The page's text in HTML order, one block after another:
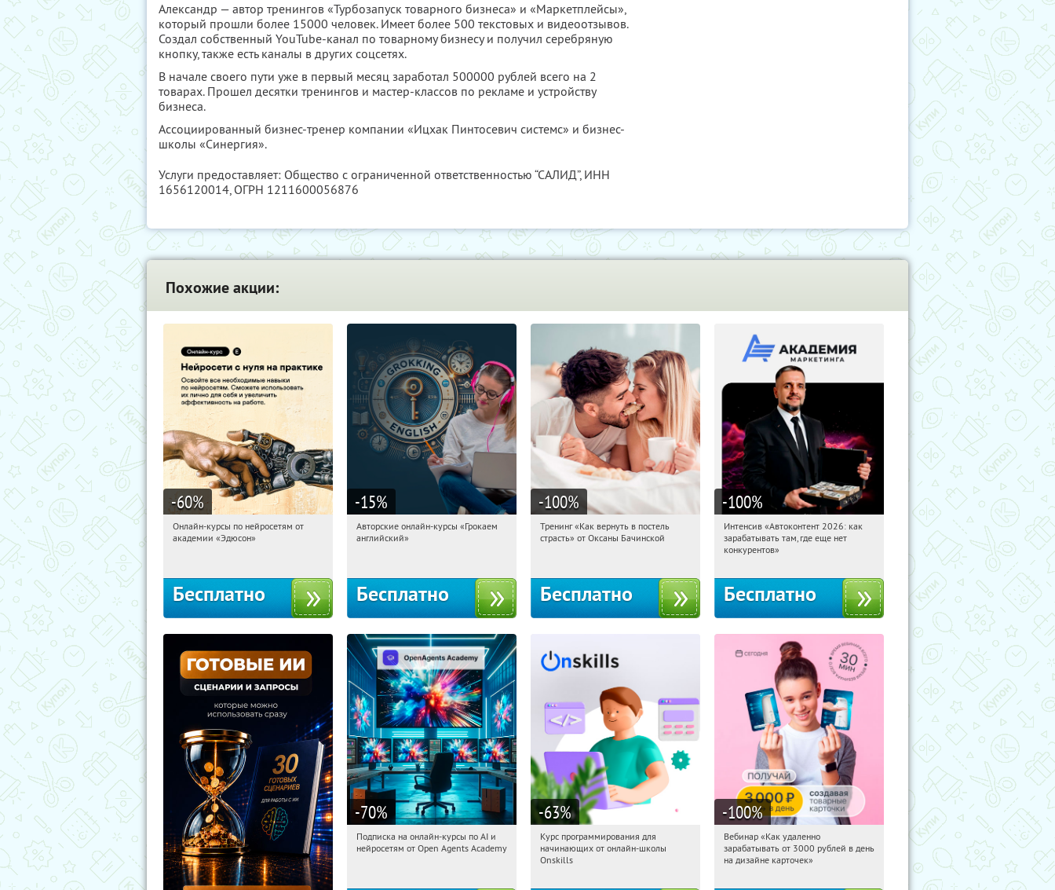
Александр — автор тренингов «Турбозапуск товарного бизнеса» и «Маркетплейсы»,
который прошли более 15000 человек. Имеет более 500 текстовых и видеоотзывов.
Создал собственный YouTube-канал по товарному бизнесу и получил серебряную
кнопку, также есть каналы в других соцсетях.
В начале своего пути уже в первый месяц заработал 500000 рублей всего на 2
товарах. Прошел десятки тренингов и мастер-классов по рекламе и устройству
бизнеса.
Ассоциированный бизнес-тренер компании «Ицхак Пинтосевич системс» и бизнес-
школы «Синергия».
Услуги предоставляет: Общество с ограниченной ответственностью “САЛИД”, ИНН
1656120014, ОГРН 1211600056876
Похожие акции:
-60%
18:17:01 Получили:
Онлайн-курсы по нейросетям от
академии «Эдюсон»
Бесплатно
-15%
18:17:01 Получили:
Авторские онлайн-курсы «Грокаем
английский»
Бесплатно
-100%
18:17:01 Получили:
Тренинг «Как вернуть в постель
страсть» от Оксаны Бачинской
Бесплатно
-100%
18:17:01 Получили:
Россия
Интенсив «Автоконтент 2026: как
зарабатывать там, где еще нет
конкурентов»
Бесплатно
-70%
18:17:01 Получили:
Подписка на онлайн-курсы по AI и
нейросетям от Open Agents Academy
-63%
18:17:01 Получили:
Россия
Курс программирования для
начинающих от онлайн-школы
Onskills
-100%
18:17:01 Получили:
Россия
Вебинар «Как удаленно
зарабатывать от 3000 рублей в день
на дизайне карточек»